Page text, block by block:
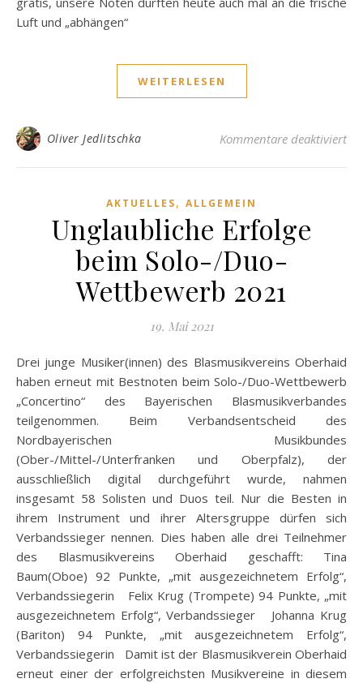
Luft und „abhängen“
WEITERLESEN
Oliver Jedlitschka Kommentare deaktiviertfür
AKTUELLES, ALLGEMEIN
Unglaubliche Erfolge
beim Solo-/Duo-
Wettbewerb 2021
19. Mai 2021
Drei junge Musiker(innen) des Blasmusikvereins Oberhaid
haben erneut mit Bestnoten beim Solo-/Duo-Wettbewerb
„Concertino“ des Bayerischen Blasmusikverbandes
teilgenommen. Beim Verbandsentscheid des
Nordbayerischen Musikbundes
(Ober-/Mittel-/Unterfranken und Oberpfalz), der
ausschließlich digital durchgeführt wurde, nahmen
insgesamt 58 Solisten und Duos teil. Nur die Besten in
ihrem Instrument und ihrer Altersgruppe dürfen sich
Verbandssieger nennen. Dies haben alle drei Teilnehmer
des Blasmusikvereins Oberhaid geschafft: Tina
Baum(Oboe) 92 Punkte, „mit ausgezeichnetem Erfolg“,
Verbandssiegerin Felix Krug (Trompete) 94 Punkte, „mit
ausgezeichnetem Erfolg“, Verbandssieger Johanna Krug
(Bariton) 94 Punkte, „mit ausgezeichnetem Erfolg“,
Verbandssiegerin Damit ist der Blasmusikverein Oberhaid
erneut einer der erfolgreichsten Musikvereine in diesem